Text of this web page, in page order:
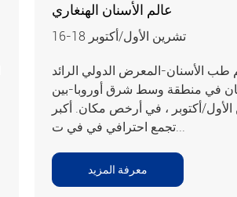
عالم الأسنان الهنغاري
16-18 تشرين الأول/أكتوبر
طب الأسنان-المعرض الدولي الرائد
في منطقة وسط شرق أوروبا-بين
الأول/أكتوبر ، في أرخص مكان. أكبر
تجمع احترافي في في ت...
معرفة المزيد